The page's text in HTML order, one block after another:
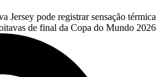
Jersey pode registrar sensação térmica
de final da Copa do Mundo 2026